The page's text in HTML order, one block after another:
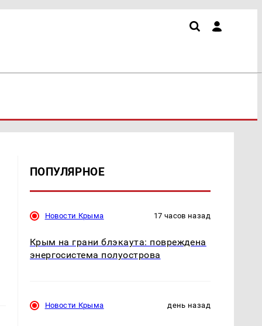
ПОПУЛЯРНОЕ
Новости Крыма 17 часов назад
Крым на грани блэкаута: повреждена
энергосистема полуострова
Новости Крыма день назад